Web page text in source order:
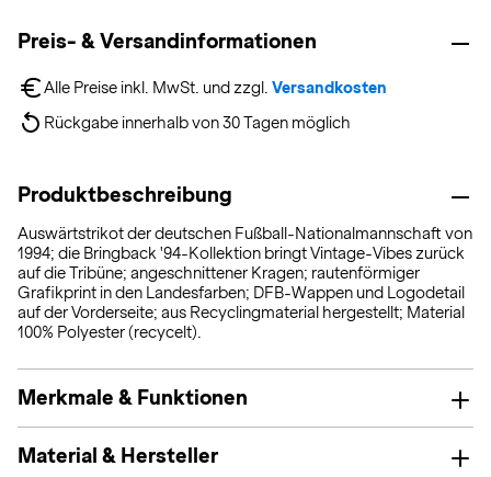
Preis- & Versandinformationen
Alle Preise inkl. MwSt. und zzgl. Versandkosten
Rückgabe innerhalb von 30 Tagen möglich
Produktbeschreibung
Auswärtstrikot der deutschen Fußball-Nationalmannschaft von
1994; die Bringback '94-Kollektion bringt Vintage-Vibes zurück
auf die Tribüne; angeschnittener Kragen; rautenförmiger
Grafikprint in den Landesfarben; DFB-Wappen und Logodetail
auf der Vorderseite; aus Recyclingmaterial hergestellt; Material
100% Polyester (recycelt).
Merkmale & Funktionen
Material & Hersteller